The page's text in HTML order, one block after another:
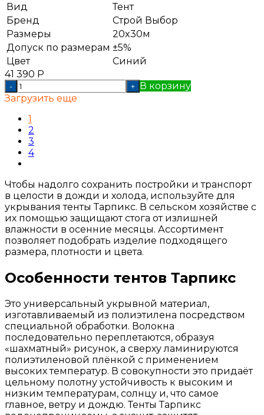
Вид
Тент
Бренд
Строй Выбор
Размеры
20x30м
Допуск по размерам ±5%
Цвет
Синий
41 390 Р
- + В корзину
Загрузить еще
1
2
3
4
Чтобы надолго сохранить постройки и транспорт
в целости в дожди и холода, используйте для
укрывания тенты Тарпикс. В сельском хозяйстве с
их помощью защищают стога от излишней
влажности в осенние месяцы. Ассортимент
позволяет подобрать изделие подходящего
размера, плотности и цвета.
Особенности тентов Тарпикс
Это универсальный укрывной материал,
изготавливаемый из полиэтилена посредством
специальной обработки. Волокна
последовательно переплетаются, образуя
«шахматный» рисунок, а сверху ламинируются
полиэтиленовой плёнкой с применением
высоких температур. В совокупности это придаёт
цельному полотну устойчивость к высоким и
низким температурам, солнцу и, что самое
главное, ветру и дождю. Тенты Тарпикс